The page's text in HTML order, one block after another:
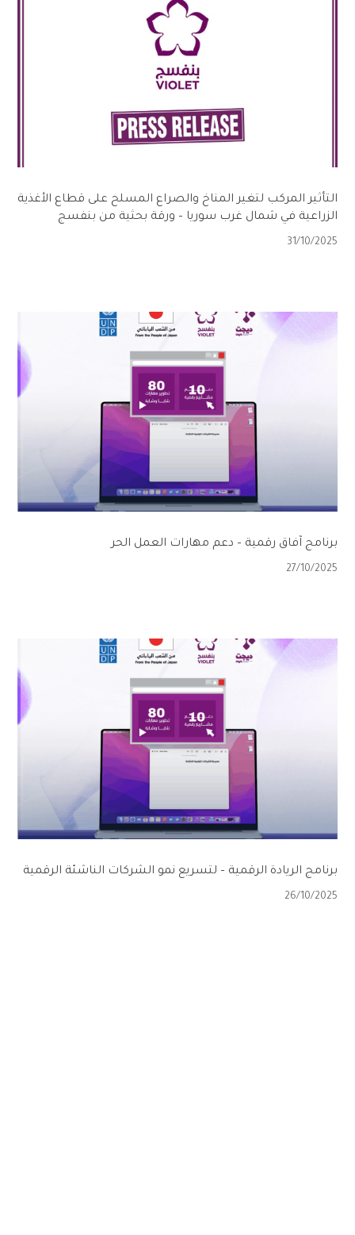
التأثير المركب لتغير المناخ والصراع المسلح على قطاع الأغذية
الزراعية في شمال غرب سوريا – ورقة بحثية من بنفسج
31/10/2025
برنامج آفاق رقمية – دعم مهارات العمل الحر
27/10/2025
برنامج الريادة الرقمية – لتسريع نمو الشركات الناشئة الرقمية
26/10/2025